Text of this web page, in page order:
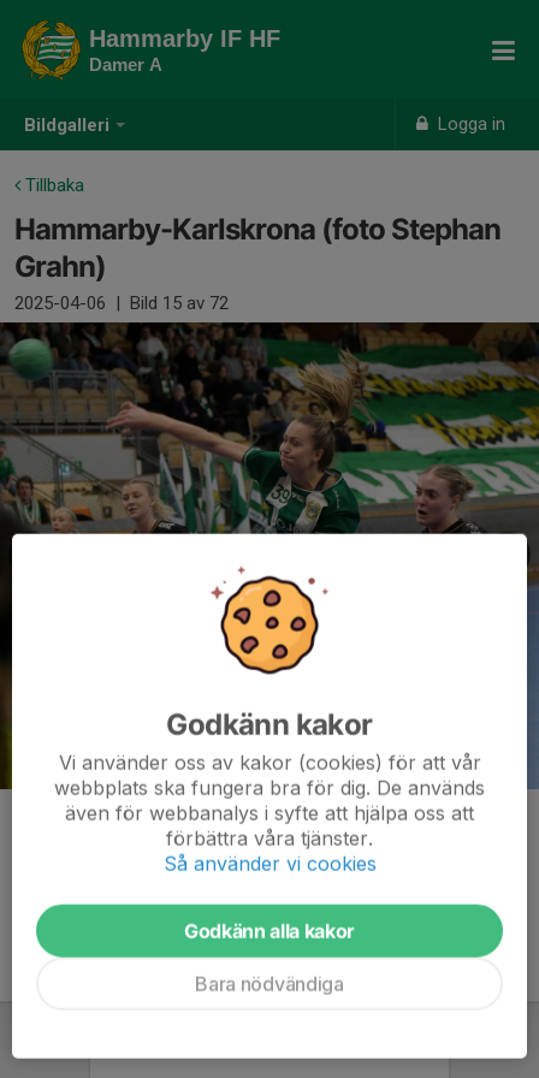
Bildgalleri Logga in
Hammarby IF HF
Damer A
Tillbaka
Hammarby-Karlskrona (foto Stephan
Grahn)
2025-04-06 | Bild 15 av 72
Kommentarer
Godkänn kakor
Vi använder oss av kakor (cookies) för att vår
webbplats ska fungera bra för dig. De används
även för webbanalys i syfte att hjälpa oss att
förbättra våra tjänster.
Så använder vi cookies
Godkänn alla kakor
Bara nödvändiga